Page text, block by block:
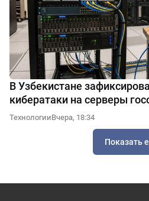
В Узбекистане
кибератаки на серверы
ТехнологииВчера, 18:34
Показать